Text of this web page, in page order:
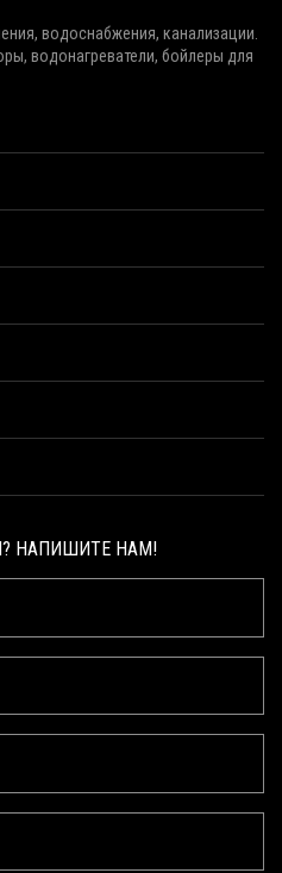
водоснабжения, канализации.
водонагреватели, бойлеры для
НАПИШИТЕ НАМ!